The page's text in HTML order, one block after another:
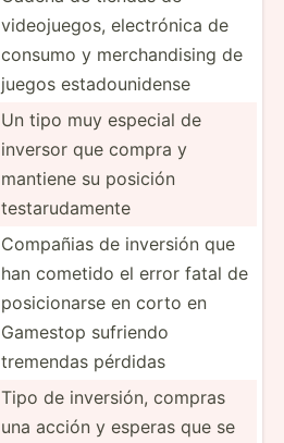
videojuegos, electrónica de
consumo y merchandising de
juegos estadounidense
Un tipo muy especial de
inversor que compra y
mantiene su posición
testarudamente
Compañias de inversión que
han cometido el error fatal de
posici­onarse en corto en
Gamestop sufriendo
tremendas pérdidas
Tipo de inversión, compras
una acción y esperas que se